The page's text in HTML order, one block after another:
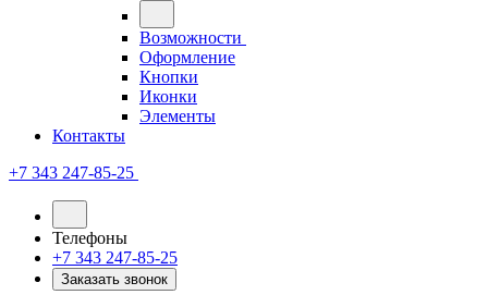
Возможности
Оформление
Кнопки
Иконки
Элементы
Контакты
+7 343 247-85-25
Телефоны
+7 343 247-85-25
Заказать звонок